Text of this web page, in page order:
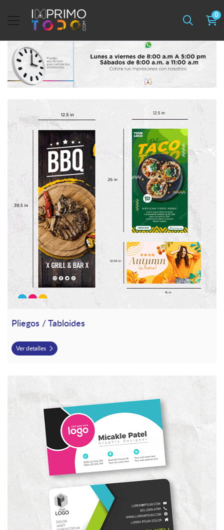
0
Pliegos / Tabloides
Ver detalles
Ver detalles Pliegos / Tabloides
Ver detalles Tarjetas